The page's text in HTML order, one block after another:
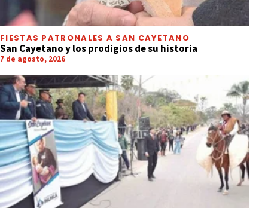
FIESTAS PATRONALES A SAN CAYETANO
San Cayetano y los prodigios de su historia
7 de agosto, 2026